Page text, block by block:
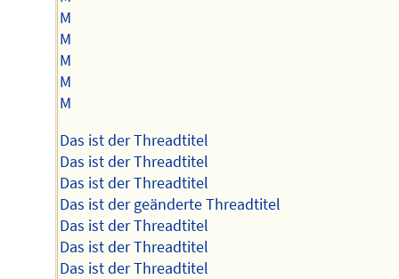
M
M
M
M
M
Das ist der Threadtitel
Das ist der Threadtitel
Das ist der Threadtitel
Das ist der geänderte Threadtitel
Das ist der Threadtitel
Das ist der Threadtitel
Das ist der Threadtitel